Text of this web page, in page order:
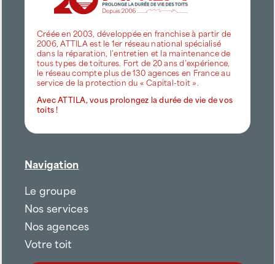
Créée en 2003, développée en franchise à partir de
2006, ATTILA est le 1er réseau national spécialisé
dans la réparation, l’entretien et la maintenance de
tous types de toitures. Fort de 20 ans d’expérience,
le réseau compte plus de 130 agences en France au
service de la protection du « Capital-toit ».
Avec ATTILA, vous prolongez la durée de vie de vos
toits !
Navigation
Le groupe
Nos services
Nos agences
Votre toit